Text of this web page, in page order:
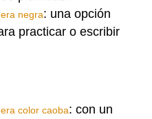
negra: una opción
practicar o escribir
color caoba: con un